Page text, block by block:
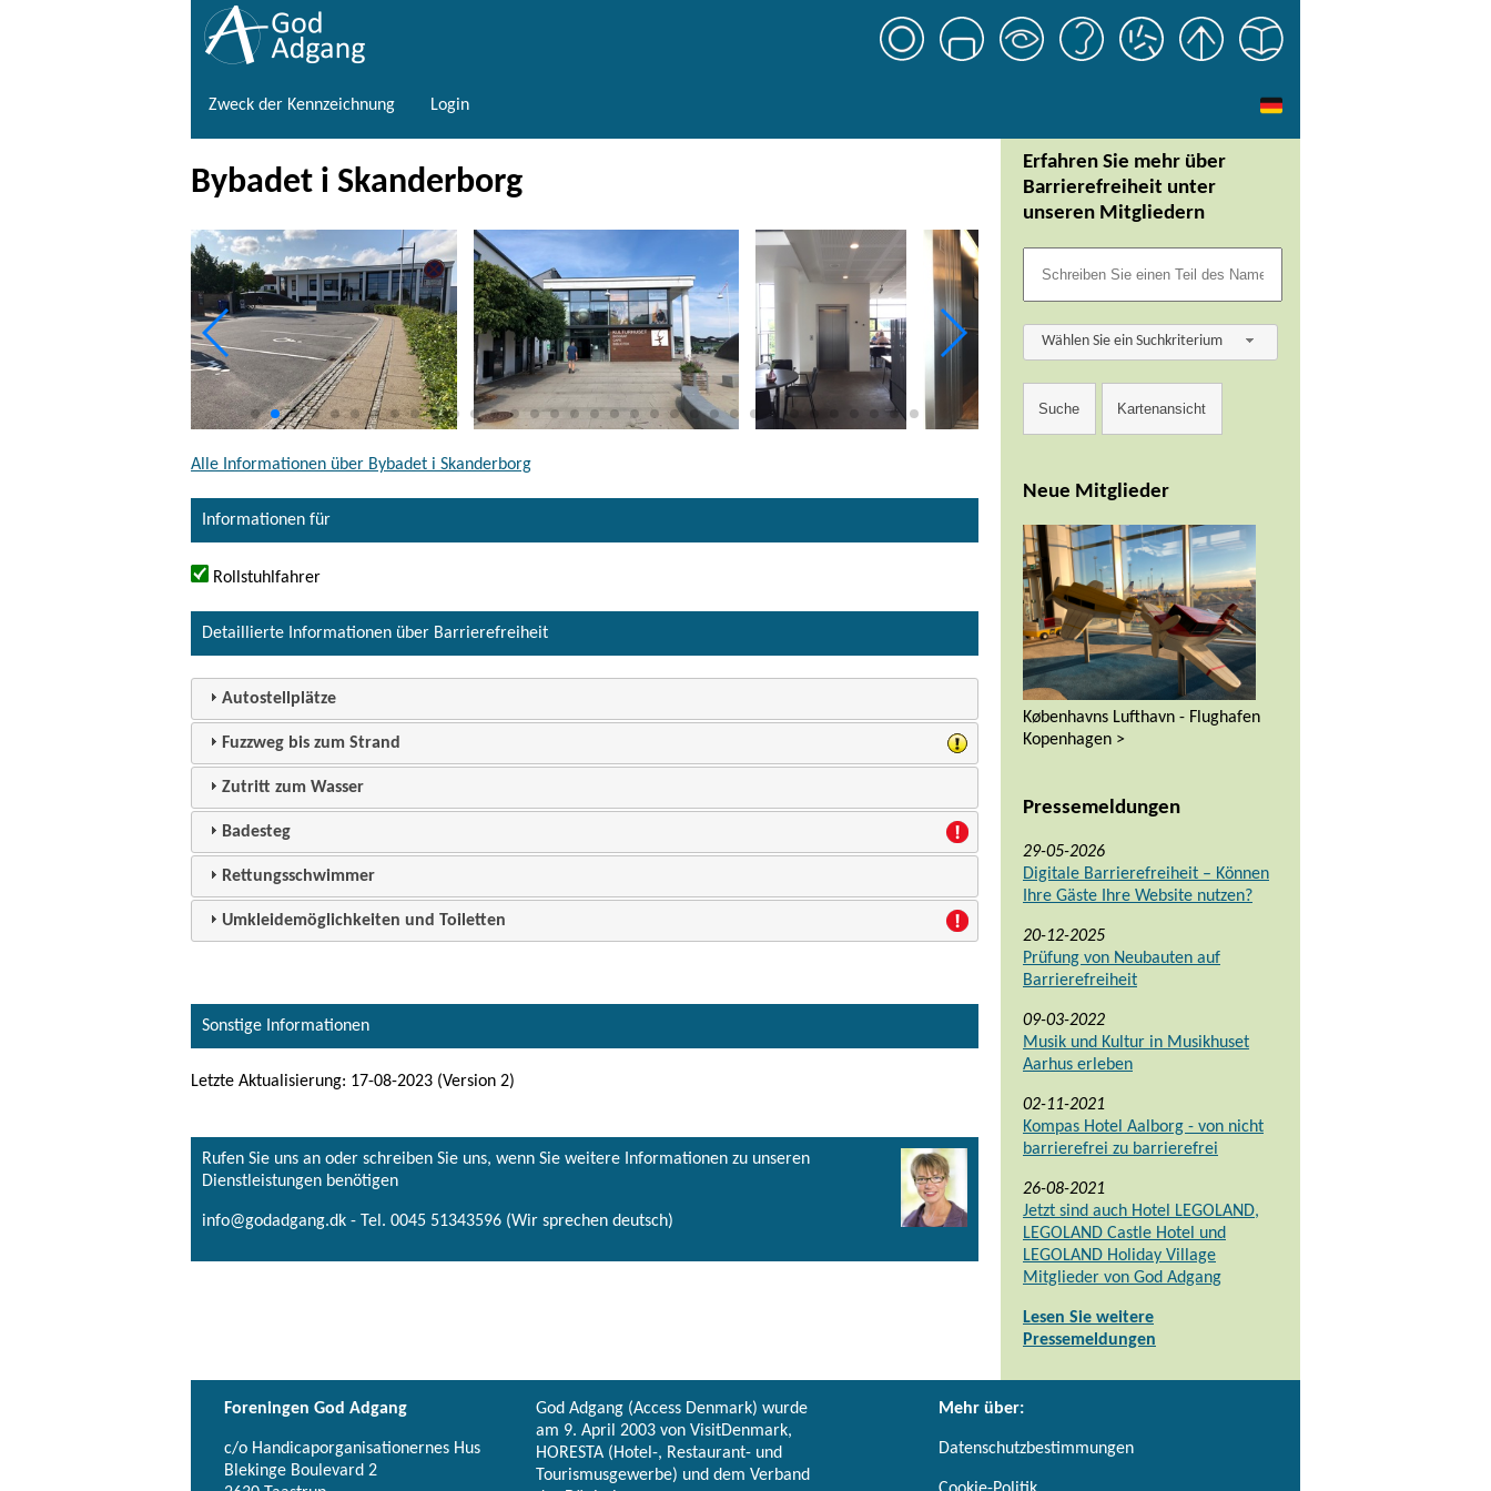
Zweck der Kennzeichnung Login
Bybadet i Skanderborg
Alle Informationen über Bybadet i Skanderborg
Informationen für
Rollstuhlfahrer
Detaillierte Informationen über Barrierefreiheit
Autostellplätze
Fuzzweg bis zum Strand
Zutritt zum Wasser
Badesteg
Rettungsschwimmer
Umkleidemöglichkeiten und Toiletten
Sonstige Informationen
Letzte Aktualisierung: 17-08-2023 (Version 2)
Rufen Sie uns an oder schreiben Sie uns, wenn Sie weitere Informationen zu unseren
Dienstleistungen benötigen
info@godadgang.dk - Tel. 0045 51343596 (Wir sprechen deutsch)
Erfahren Sie mehr über
Barrierefreiheit unter
unseren Mitgliedern
Wählen Sie ein Suchkriterium
Neue Mitglieder
Københavns Lufthavn - Flughafen
Kopenhagen >
Pressemeldungen
29-05-2026
Digitale Barrierefreiheit – Können
Ihre Gäste Ihre Website nutzen?
20-12-2025
Prüfung von Neubauten auf
Barrierefreiheit
09-03-2022
Musik und Kultur in Musikhuset
Aarhus erleben
02-11-2021
Kompas Hotel Aalborg - von nicht
barrierefrei zu barrierefrei
26-08-2021
Jetzt sind auch Hotel LEGOLAND,
LEGOLAND Castle Hotel und
LEGOLAND Holiday Village
Mitglieder von God Adgang
Lesen Sie weitere
Pressemeldungen
Foreningen God Adgang
c/o Handicaporganisationernes Hus
Blekinge Boulevard 2
God Adgang (Access Denmark) wurde
am 9. April 2003 von VisitDenmark,
HORESTA (Hotel-, Restaurant- und
Tourismusgewerbe) und dem Verband
Mehr über:
Datenschutzbestimmungen